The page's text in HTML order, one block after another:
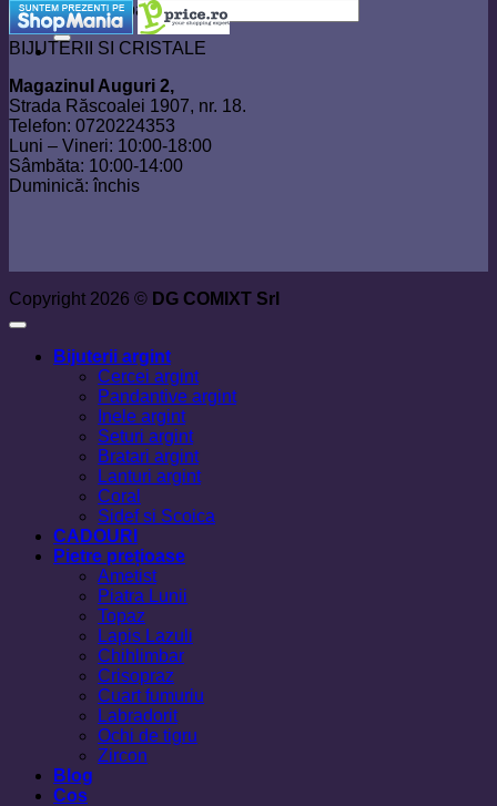
Caută după:
BIJUTERII SI CRISTALE
Magazinul Auguri 2,
Strada Răscoalei 1907, nr. 18.
Telefon: 0720224353
Luni – Vineri: 10:00-18:00
Sâmbăta: 10:00-14:00
Duminică: închis
Copyright 2026 © DG COMIXT Srl
Bijuterii argint
Cercei argint
Pandantive argint
Inele argint
Seturi argint
Bratari argint
Lanturi argint
Coral
Sidef si Scoica
CADOURI
Pietre prețioase
Ametist
Piatra Lunii
Topaz
Lapis Lazuli
Chihlimbar
Crisopraz
Cuart fumuriu
Labradorit
Ochi de tigru
Zircon
Blog
Cos